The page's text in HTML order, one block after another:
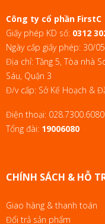
Công ty cổ phần FirstC
Giấy phép KD số: 0312
Ngày cấp giấy phép: 30/
Địa chỉ: Tầng 5, Tòa nhà
Sáu, Quận 3
Đ/v cấp: Sở Kế Hoạch &
Điện thoại: 028.7300.6080
Tổng đài: 19006080
CHÍNH SÁCH & HỖ
Giao hàng & thanh toán
Đổi trả sản phẩm